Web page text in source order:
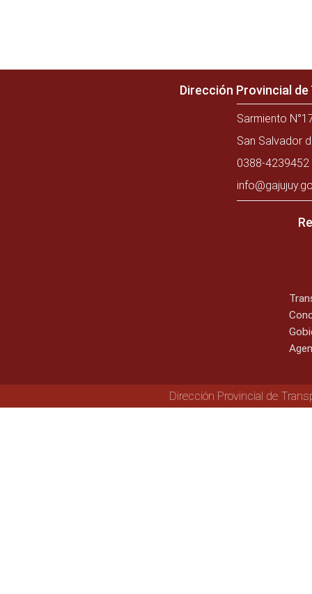
Dirección Provincial
Sarmiento
San Salvador
0388-
Dirección Provincial de